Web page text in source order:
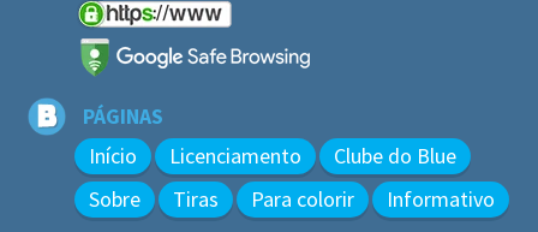
PÁGINAS
Início Licenciamento
Clube do Blue
Sobre
Tiras Para colorir Informativo